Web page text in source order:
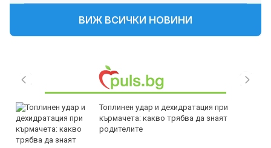
ВИЖ ВСИЧКИ НОВИНИ
Топлинен удар и дехидратация при
кърмачета: какво трябва да знаят
родителите